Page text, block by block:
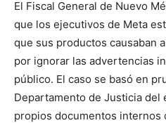
El Fiscal General de Nuevo
que los ejecutivos de Meta
que sus productos causaban
por ignorar las advertencias
público. El caso se basó en
Departamento de Justicia del
propios documentos internos